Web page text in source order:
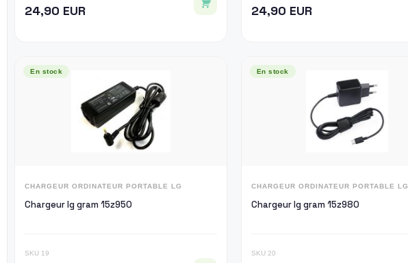
24,90 EUR 24,90 EUR
En stock
CHARGEUR ORDINATEUR PORTABLE LG
Chargeur lg gram 15z950
SKU 19
En stock
CHARGEUR ORDINATEUR PORTABLE LG
Chargeur lg gram 15z980
SKU 20